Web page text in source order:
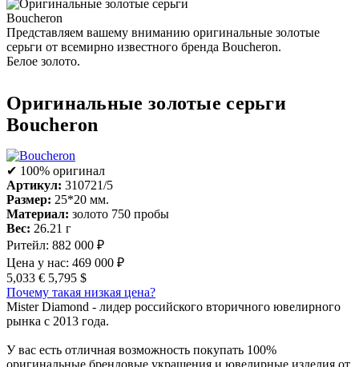
Оригинальные золотые серьги
Boucheron
Представляем вашему вниманию оригинальные золотые
серьги от всемирно известного бренда Boucheron.
Белое золото.
✔ 100% оригинал
Артикул: 310721/5
Размер: 25*20 мм.
Материал: золото 750 пробы
Вес: 26.21 г
Ритейл: 882 000 ₽
Цена у нас: 469 000 ₽
5,033 € 5,795 $
Почему такая низкая цена?
Mister Diamond - лидер российского вторичного ювелирного
рынка с 2013 года.
У вас есть отличная возможность покупать 100%
оригинальные брендовые украшения и ювелирные изделия от